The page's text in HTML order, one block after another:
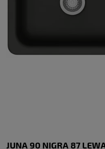
JUNA 90 NIGRA 87